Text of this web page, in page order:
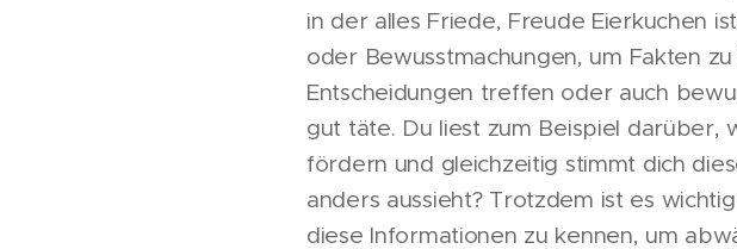
in der alles Friede, Freude Eierkuchen
oder Bewusstmachungen, um Fakten
Entscheidungen treffen oder auch
gut täte. Du liest zum Beispiel darüber,
fördern und gleichzeitig stimmt dich
anders aussieht? Trotzdem ist es
diese Informationen zu kennen, um